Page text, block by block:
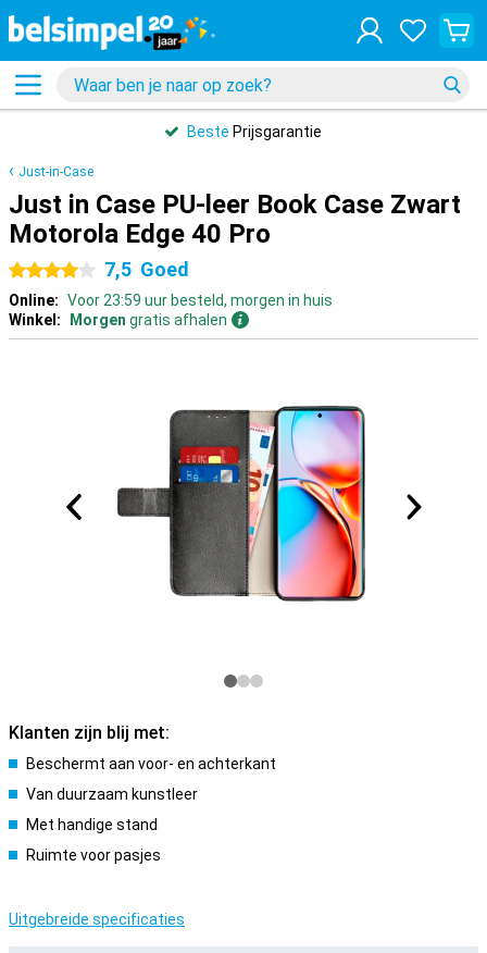
Beste Prijsgarantie
Just-in-Case
Just in Case PU-leer Book Case Zwart
Motorola Edge 40 Pro
4 sterren7,5 Goed
Online: Voor 23:59 uur besteld, morgen in huis
Winkel:
Morgen gratis afhalen
Klanten zijn blij met:
Beschermt aan voor- en achterkant
Van duurzaam kunstleer
Met handige stand
Ruimte voor pasjes
Uitgebreide specificaties